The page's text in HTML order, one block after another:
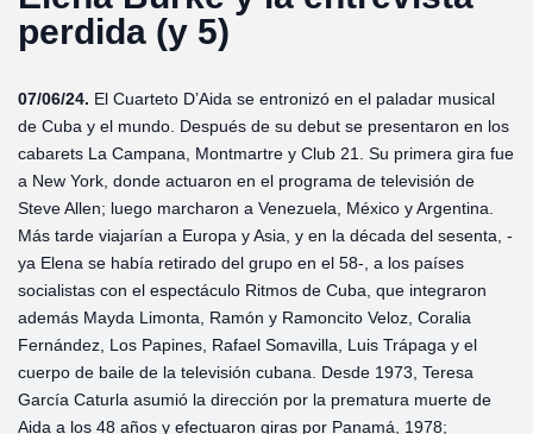
perdida (y 5)
07/06/24. El Cuarteto D’Aida se entronizó en el paladar musical
de Cuba y el mundo. Después de su debut se presentaron en los
cabarets La Campana, Montmartre y Club 21. Su primera gira fue
a New York, donde actuaron en el programa de televisión de
Steve Allen; luego marcharon a Venezuela, México y Argentina.
Más tarde viajarían a Europa y Asia, y en la década del sesenta, -
ya Elena se había retirado del grupo en el 58-, a los países
socialistas con el espectáculo Ritmos de Cuba, que integraron
además Mayda Limonta, Ramón y Ramoncito Veloz, Coralia
Fernández, Los Papines, Rafael Somavilla, Luis Trápaga y el
cuerpo de baile de la televisión cubana. Desde 1973, Teresa
García Caturla asumió la dirección por la prematura muerte de
Aida a los 48 años y efectuaron giras por Panamá, 1978;